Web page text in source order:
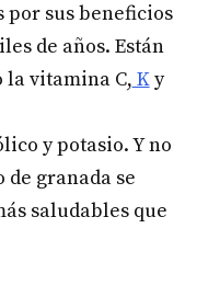
por sus beneficios
de años. Están
la vitamina C, Ky
y potasio. Y no
de granada se
saludables que